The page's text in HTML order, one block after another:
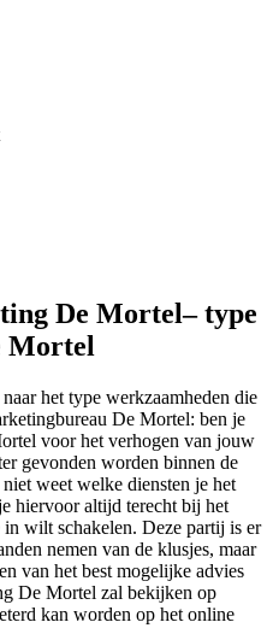
De Mortel– type
Mortel
het type werkzaamheden die
De Mortel: ben je
voor het verhogen van jouw
gevonden worden binnen de
weet welke diensten je het
hiervoor altijd terecht bij het
wilt schakelen. Deze partij is er
nemen van de klusjes, maar
van het best mogelijke advies
De Mortel zal bekijken op
kan worden op het online